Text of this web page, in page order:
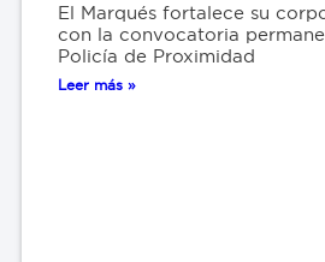
El Marqués fortalece su
con la convocatoria
Policía de Proximidad
Leer más »